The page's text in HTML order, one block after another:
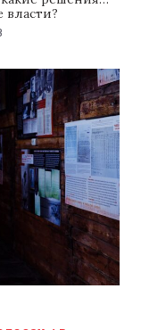
в
года ЮНЕСКО